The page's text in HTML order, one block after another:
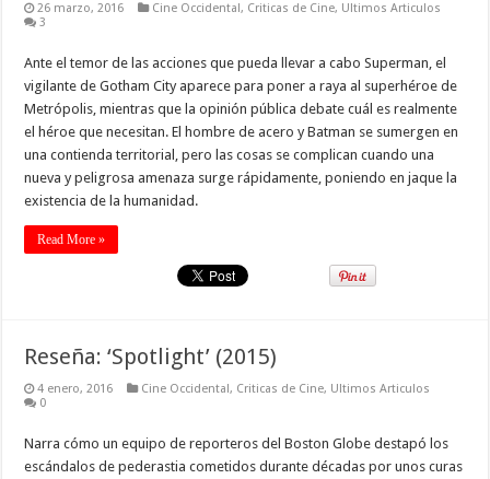
26 marzo, 2016 Cine Occidental, Criticas de Cine, Ultimos Articulos
3
Ante el temor de las acciones que pueda llevar a cabo Superman, el
vigilante de Gotham City aparece para poner a raya al superhéroe de
Metrópolis, mientras que la opinión pública debate cuál es realmente
el héroe que necesitan. El hombre de acero y Batman se sumergen en
una contienda territorial, pero las cosas se complican cuando una
nueva y peligrosa amenaza surge rápidamente, poniendo en jaque la
existencia de la humanidad.
Read More »
Reseña: ‘Spotlight’ (2015)
4 enero, 2016 Cine Occidental, Criticas de Cine, Ultimos Articulos
0
Narra cómo un equipo de reporteros del Boston Globe destapó los
escándalos de pederastia cometidos durante décadas por unos curas